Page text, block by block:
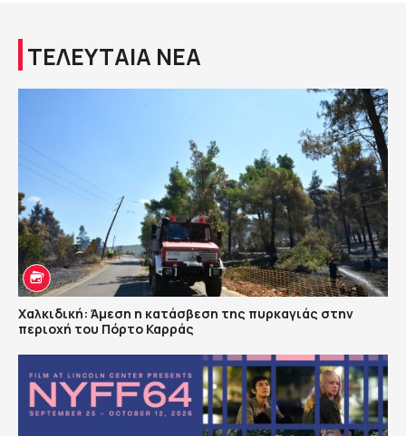
ΤΕΛΕΥΤΑΙΑ ΝΕΑ
Χαλκιδική: Άμεση η κατάσβεση της πυρκαγιάς στην
περιοχή του Πόρτο Καρράς